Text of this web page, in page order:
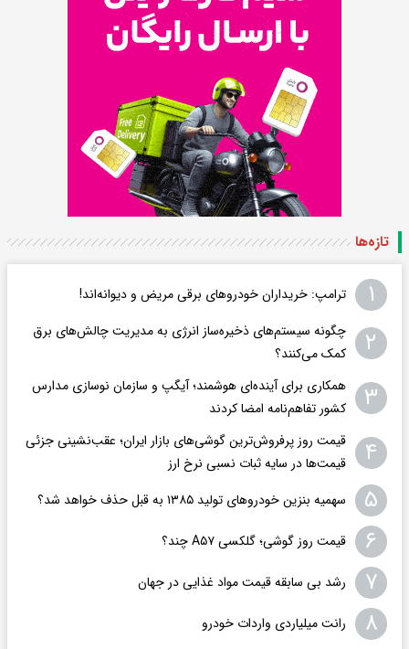
تازه‌ها
۱ ترامپ: خریداران خودروهای برقی مریض و دیوانه‌اند!
۲
چگونه سیستم‌های ذخیره‌ساز انرژی به مدیریت چالش‌های برق
کمک می‌کنند؟
۳
همکاری برای آینده‌ای هوشمند؛ آیگپ و سازمان نوسازی مدارس
کشور تفاهم‌نامه امضا کردند
۴
قیمت روز پرفروش‌ترین گوشی‌های بازار ایران؛ عقب‌نشینی جزئی
قیمت‌ها در سایه ثبات نسبی نرخ ارز
۵ سهمیه بنزین خودروهای تولید ۱۳۸۵ به قبل حذف خواهد شد؟
۶ قیمت روز گوشی؛ گلکسی A۵۷ چند؟
۷ رشد بی سابقه قیمت مواد غذایی در جهان
۸ رانت میلیاردی واردات خودرو